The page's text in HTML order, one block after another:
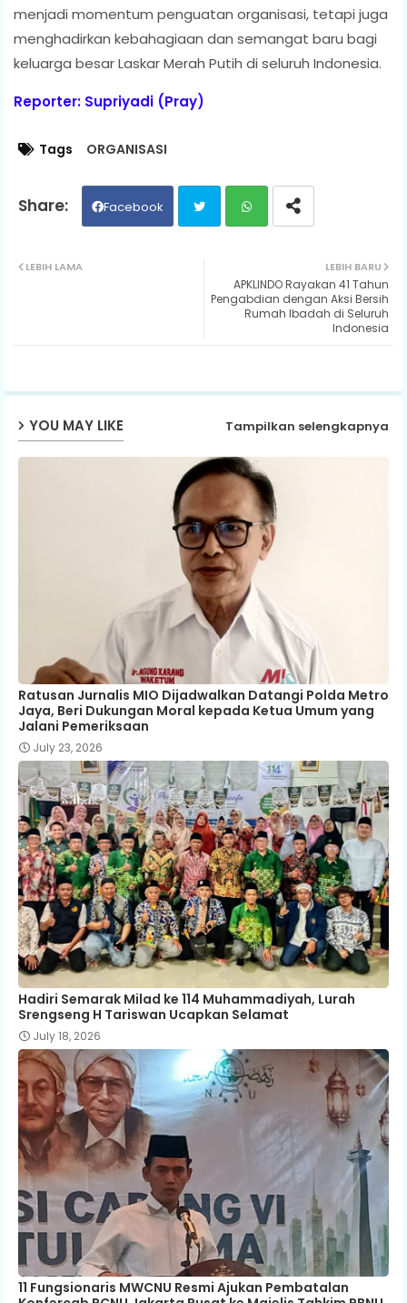
menjadi momentum penguatan organisasi, tetapi juga
menghadirkan kebahagiaan dan semangat baru bagi
keluarga besar Laskar Merah Putih di seluruh Indonesia.
Reporter: Supriyadi (Pray)
Tags ORGANISASI
Facebook
ats
LEBIH BARU
APKLINDO Rayakan 41 Tahun
Pengabdian dengan Aksi Bersih
Rumah Ibadah di Seluruh
Indonesia
LEBIH LAMA
YOU MAY LIKE Tampilkan selengkapnya
Ratusan Jurnalis MIO Dijadwalkan Datangi Polda Metro
Jaya, Beri Dukungan Moral kepada Ketua Umum yang
Jalani Pemeriksaan
July 23, 2026
Hadiri Semarak Milad ke 114 Muhammadiyah, Lurah
Srengseng H Tariswan Ucapkan Selamat
July 18, 2026
11 Fungsionaris MWCNU Resmi Ajukan Pembatalan